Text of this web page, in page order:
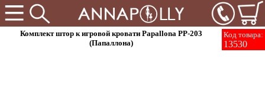
Код товара:
13530
Комплект штор к игровой кровати Papallona PP-203
(Папаллона)